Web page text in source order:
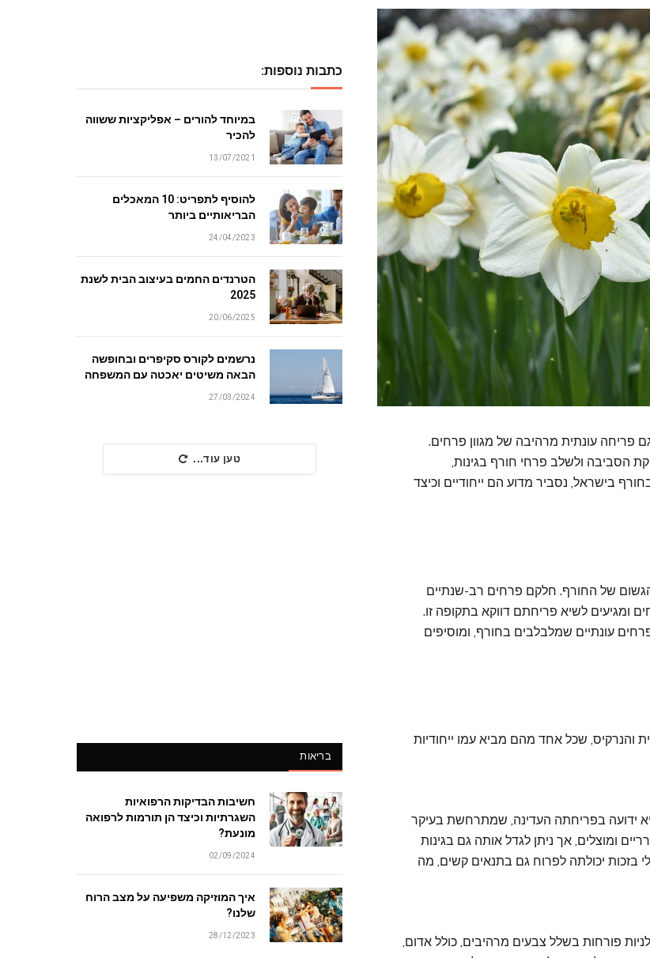
פריחה עונתית מרהיבה של מגוון פרחים.
הסביבה ולשלב פרחי חורף בגינות,
בישראל, נסביר מדוע הם ייחודיים וכיצד
של החורף. חלקם פרחים רב-שנתיים
ומגיעים לשיא פריחתם דווקא בתקופה זו.
עונתיים שמלבלבים בחורף, ומוסיפים
והנרקיס, שכל אחד מהם מביא עמו ייחודיות
ידועה בפריחתה העדינה, שמתרחשת בעיקר
ומוצלים, אך ניתן לגדל אותה גם בגינות
בזכות יכולתה לפרוח גם בתנאים קשים, מה
פורחות בשלל צבעים מרהיבים, כולל אדום,
כתבות נוספות:
במיוחד להורים – אפליקציות ששווה
להכיר
13/07/2021
להוסיף לתפריט: 10 המאכלים
הבריאותיים ביותר
24/04/2023
הטרנדים החמים בעיצוב הבית לשנת
2025
20/06/2025
נרשמים לקורס סקיפרים ובחופשה
הבאה משיטים יאכטה עם המשפחה
27/03/2024
טען עוד...
בריאות
חשיבות הבדיקות הרפואיות
השגרתיות וכיצד הן תורמות לרפואה
מונעת?
02/09/2024
איך המוזיקה משפיעה על מצב הרוח
שלנו?
28/12/2023